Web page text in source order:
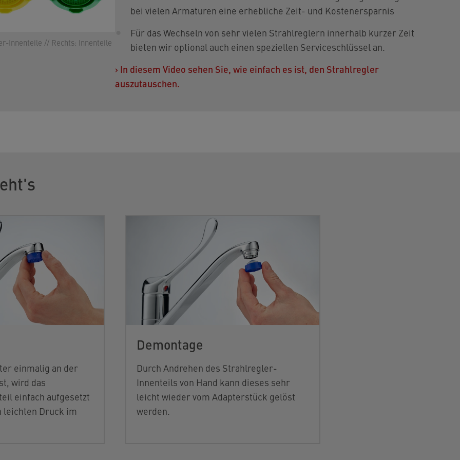
Innenteile // Rechts: Innenteile
bei vielen Armaturen eine erhebliche Zeit- und Kostenersparnis
Für das Wechseln von sehr vielen Strahlreglern innerhalb kurzer Zeit
bieten wir optional auch einen speziellen Serviceschlüssel an.
› In diesem Video sehen Sie, wie einfach es ist, den Strahlregler
auszutauschen.
einmalig an der
wird das
einfach aufgesetzt
leichten Druck im
Demontage
Durch Andrehen des Strahlregler-
Innenteils von Hand kann dieses sehr
leicht wieder vom Adapterstück gelöst
werden.